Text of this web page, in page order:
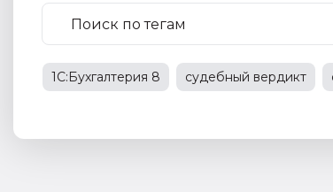
1С:Бухгалтерия 8 судебный вердикт